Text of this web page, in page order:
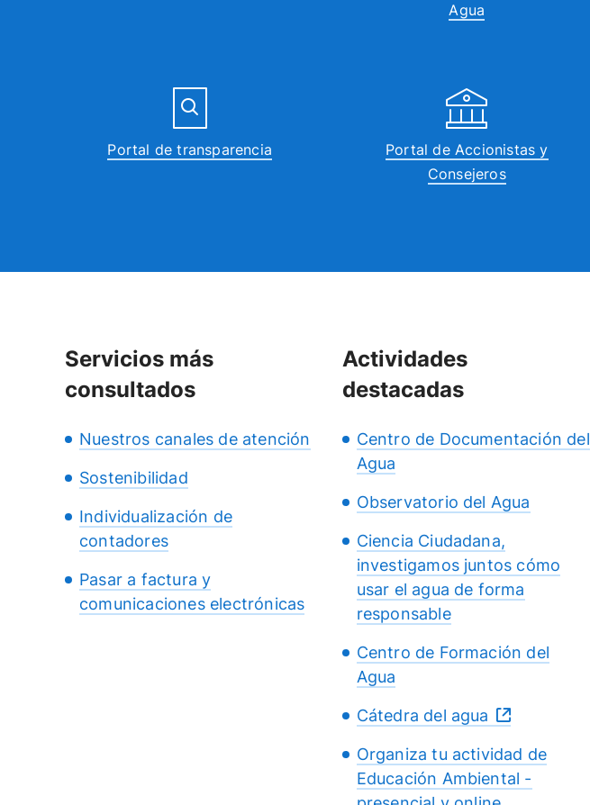
Agua
Portal de transparencia
Portal de Accionistas y
Consejeros
Servicios más
consultados
Nuestros canales de atención
Sostenibilidad
Individualización de
contadores
Pasar a factura y
comunicaciones electrónicas
Actividades
destacadas
Centro de Documentación del
Agua
Observatorio del Agua
Ciencia Ciudadana,
investigamos juntos cómo
usar el agua de forma
responsable
Centro de Formación del
Agua
Cátedra del agua
Organiza tu actividad de
Educación Ambiental -